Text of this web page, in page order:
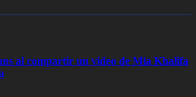
al compartir un video de Mia Khalifa